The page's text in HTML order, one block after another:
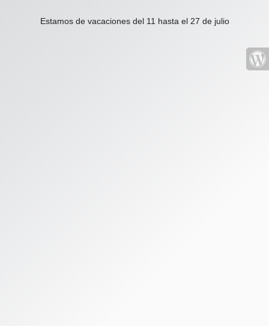
Estamos de vacaciones del 11 hasta el 27 de julio